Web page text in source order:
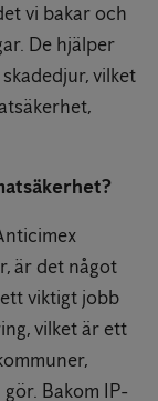
vi bakar och
De hjälper
vilket
är det något
viktigt jobb
vilket är ett
Bakom IP-